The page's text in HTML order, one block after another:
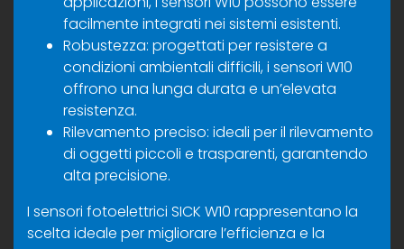
facilmente integrati nei sistemi esistenti.
Robustezza: progettati per resistere a
condizioni ambientali difficili, i sensori W10
offrono una lunga durata e un’elevata
resistenza.
Rilevamento preciso: ideali per il rilevamento
di oggetti piccoli e trasparenti, garantendo
alta precisione.
I sensori fotoelettrici SICK W10 rappresentano la
scelta ideale per migliorare l’efficienza e la